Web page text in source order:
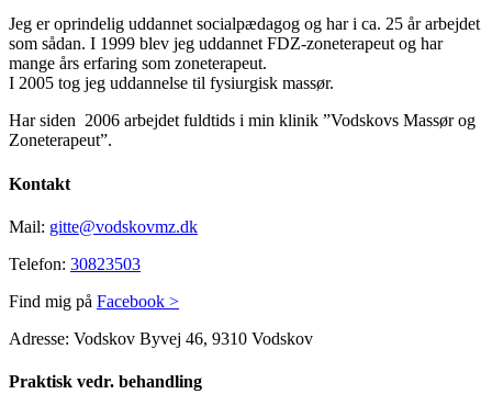
Jeg er oprindelig uddannet socialpædagog og har i ca. 25 år arbejdet
som sådan. I 1999 blev jeg uddannet FDZ-zoneterapeut og har
mange års erfaring som zoneterapeut.
I 2005 tog jeg uddannelse til fysiurgisk massør.
Har siden 2006 arbejdet fuldtids i min klinik ”Vodskovs Massør og
Zoneterapeut”.
Kontakt
Mail: gitte@vodskovmz.dk
Telefon: 30823503
Find mig på Facebook >
Adresse: Vodskov Byvej 46, 9310 Vodskov
Praktisk vedr. behandling